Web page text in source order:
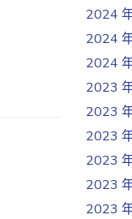
2024
2024
2024
2023
2023
2023
2023
2023
2023